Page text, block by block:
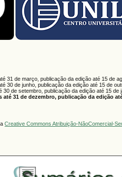
31 de março, publicação da edição até 15 de
30 de junho, publicação da edição até 15 de
de setembro, publicação da edição até 15 de
31 de dezembro, publicação da edição
Creative Commons Atribuição-NãoComercial-